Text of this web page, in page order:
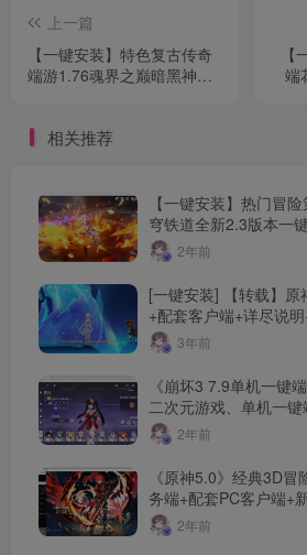
上一篇
【一键安装】特色复古传奇
端游1.76魂界之巅暗黑神魂
端
相关推荐
【一键安装】热门冒
穹铁道全新2.3版本一
动+免虚拟机
2年前
[一键安装] 【转载】
+配套客户端+详尽说
文件3年前
《崩坏3 7.9单机一键
二次元游戏、单机一
限资源、附带保姆级安
2年前
《原神5.0》经典3D
务端+配套PC客户端+
文件2年前